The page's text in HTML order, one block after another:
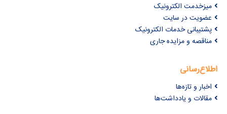
میزخدمت الکترونیک
عضویت در سایت
پشتیبانی خدمات الکترونیک
مناقصه و مزایده جاری
اطلاع‌رسانی
اخبار و تازه‌ها
مقالات و یادداشت‌ها